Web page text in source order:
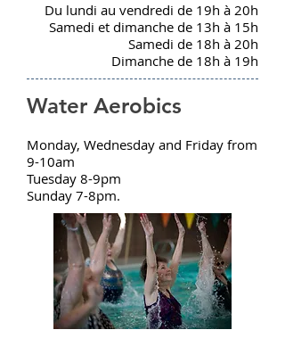
Du lundi au vendredi de 19h à 20h
Samedi et dimanche de 13h à 15h
Samedi de 18h à 20h
Dimanche de 18h à 19h
Water Aerobics
Monday, Wednesday and Friday from
9-10am
Tuesday 8-9pm
Sunday 7-8pm.